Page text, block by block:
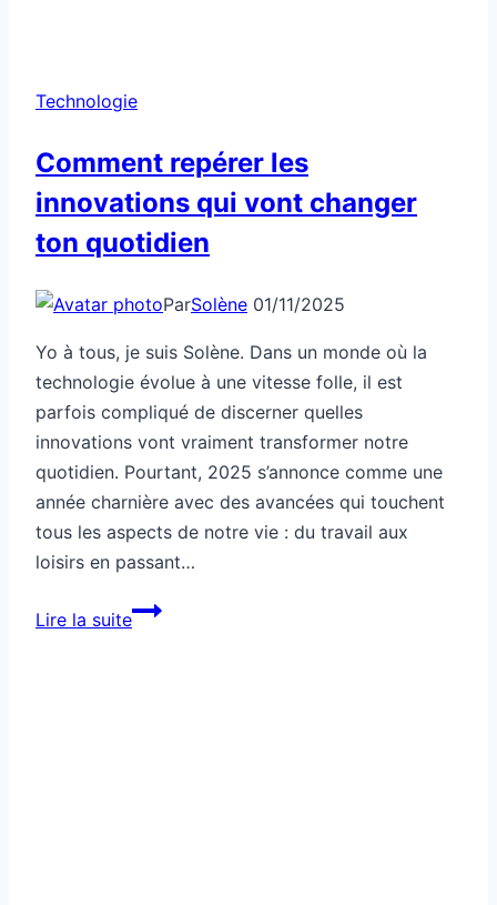
Technologie
Comment repérer les
innovations qui vont changer
ton quotidien
ParSolène 01/11/2025
Yo à tous, je suis Solène. Dans un monde où la
technologie évolue à une vitesse folle, il est
parfois compliqué de discerner quelles
innovations vont vraiment transformer notre
quotidien. Pourtant, 2025 s’annonce comme une
année charnière avec des avancées qui touchent
tous les aspects de notre vie : du travail aux
loisirs en passant…
Lire la suiteComment